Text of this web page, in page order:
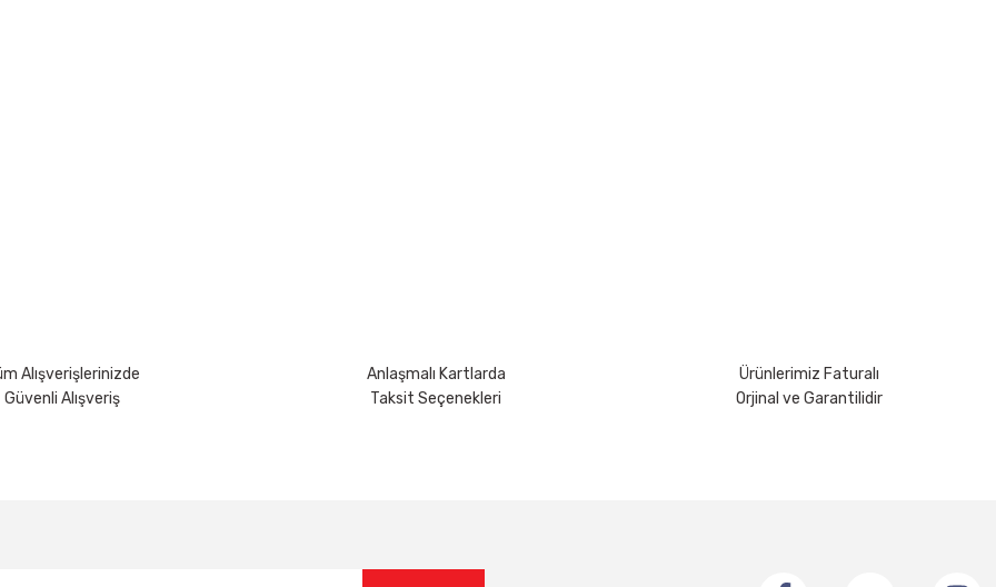
Alışverişlerinizde
Güvenli Alışveriş
Anlaşmalı Kartlarda
Taksit Seçenekleri
Ürünlerimiz Faturalı
Orjinal ve Garantilidir